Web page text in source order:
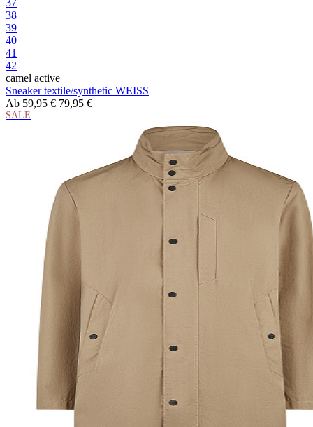
37
38
39
40
41
42
camel active
Sneaker textile/synthetic WEISS
Ab 59,95 € 79,95 €
SALE